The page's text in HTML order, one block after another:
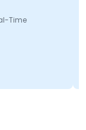
Time